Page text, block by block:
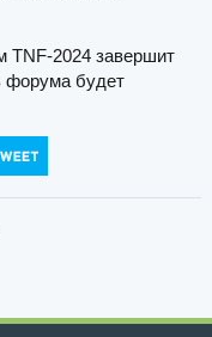
TNF-2024 завершит
форума будет